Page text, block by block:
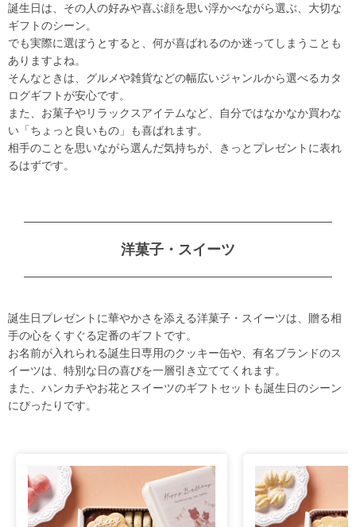
誕生日は、その人の好みや喜ぶ顔を思い浮かべながら選ぶ、大切な
ギフトのシーン。
でも実際に選ぼうとすると、何が喜ばれるのか迷ってしまうことも
ありますよね。
そんなときは、グルメや雑貨などの幅広いジャンルから選べるカタ
ログギフトが安心です。
また、お菓子やリラックスアイテムなど、自分ではなかなか買わな
い「ちょっと良いもの」も喜ばれます。
相手のことを思いながら選んだ気持ちが、きっとプレゼントに表れ
るはずです。
洋菓子・スイーツ
誕生日プレゼントに華やかさを添える洋菓子・スイーツは、贈る相
手の心をくすぐる定番のギフトです。
お名前が入れられる誕生日専用のクッキー缶や、有名ブランドのス
イーツは、特別な日の喜びを一層引き立ててくれます。
また、ハンカチやお花とスイーツのギフトセットも誕生日のシーン
にぴったりです。